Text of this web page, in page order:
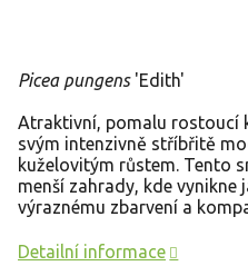
Picea pungens'Edith'
Atraktivní, pomalu rostoucí
svým intenzivně stříbřitě
kuželovitým růstem. Tento
menší zahrady, kde vynikne
výraznému zbarvení a
Detailní informace